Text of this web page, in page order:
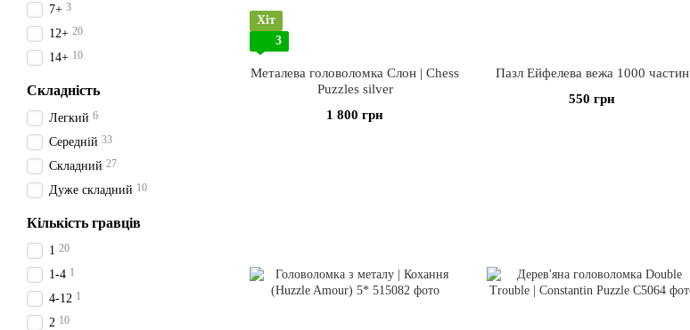
Хіт
3
Металева головоломка Слон | Chess
Puzzles silver
1 800 грн
Пазл Ейфелева вежа 1000 частин
550 грн
7+ 3
12+ 20
14+ 10
Складність
Легкий 6
Середній 33
Складний 27
Дуже складний 10
Кількість гравців
1 20
1-4 1
4-12 1
2 10